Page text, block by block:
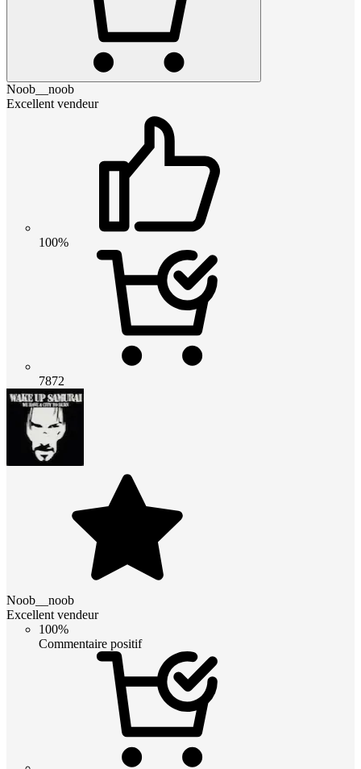
Noob__noob
Excellent vendeur
100%
7872
Noob__noob
Excellent vendeur
100%
Commentaire positif